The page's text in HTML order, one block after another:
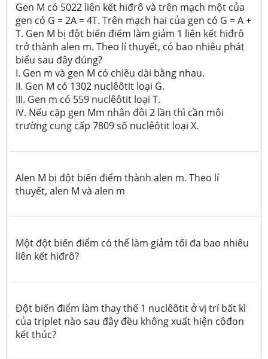
Gen M có 5022 liên kết hiđrô và trên mạch một của
gen có G = 2A = 4T. Trên mạch hai của gen có G = A +
T. Gen M bị đột biến điểm làm giảm 1 liên kết hiđrô
trở thành alen m. Theo lí thuyết, có bao nhiêu phát
biểu sau đây đúng?
I. Gen m và gen M có chiều dài bằng nhau.
II. Gen M có 1302 nuclêôtit loại G.
III. Gen m có 559 nuclêôtit loại T.
IV. Nếu cặp gen Mm nhân đôi 2 lần thì cần môi
trường cung cấp 7809 số nuclêôtit loại X.
Alen M bị đột biến điểm thành alen m. Theo lí
thuyết, alen M và alen m
Một đột biến điểm có thể làm giảm tối đa bao nhiêu
liên kết hiđrô?
Đột biến điểm làm thay thế 1 nuclêôtit ở vị trí bất kì
của triplet nào sau đây đều không xuất hiện côđon
kết thúc?